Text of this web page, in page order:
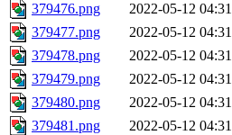
379476.png
2022-05-12 04:31
379477.png
2022-05-12 04:31
379478.png
2022-05-12 04:31
379479.png
2022-05-12 04:31
379480.png
2022-05-12 04:31
379481.png
2022-05-12 04:31